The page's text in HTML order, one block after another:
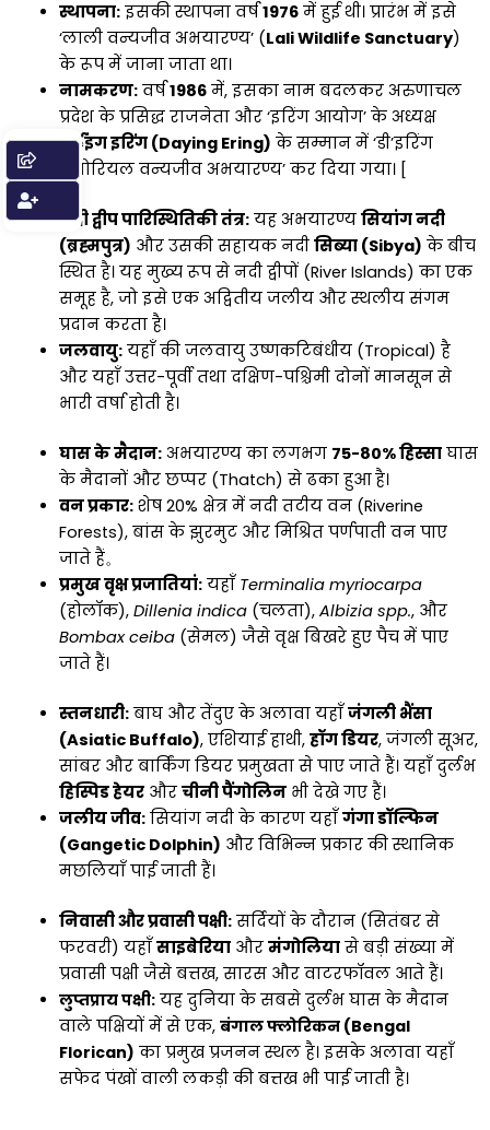
स्थापना:इसकी स्थापना वर्ष 1976में हुई थी। प्रारंभ में इसे
‘लाली वन्यजीव अभयारण्य’ (Lali Wildlife Sanctuary)
के रूप में जाना जाता था।
नामकरण:वर्ष 1986में, इसका नाम बदलकर अरुणाचल
प्रदेश के प्रसिद्ध राजनेता और ‘इरिंग आयोग’ के अध्यक्ष
दार्इंग इरिंग (Daying Ering) के सम्मान में ‘डी’इरिंग
मेमोरियल वन्यजीव अभयारण्य’ कर दिया गया। [
नदी द्वीप पारिस्थितिकी तंत्र:यह अभयारण्य सियांग नदी
(ब्रह्मपुत्र) और उसकी सहायक नदी सिब्या (Sibya) के बीच
स्थित है। यह मुख्य रूप से नदी द्वीपों (River Islands) का एक
समूह है, जो इसे एक अद्वितीय जलीय और स्थलीय संगम
प्रदान करता है।
जलवायु:यहाँ की जलवायु उष्णकटिबंधीय (Tropical) है
और यहाँ उत्तर-पूर्वी तथा दक्षिण-पश्चिमी दोनों मानसून से
भारी वर्षा होती है।
घास के मैदान:अभयारण्य का लगभग 75-80% हिस्साघास
के मैदानों और छप्पर (Thatch) से ढका हुआ है।
वन प्रकार:शेष 20% क्षेत्र में नदी तटीय वन (Riverine
Forests), बांस के झुरमुट और मिश्रित पर्णपाती वन पाए
जाते हैं。
प्रमुख वृक्ष प्रजातियां:यहाँ Terminalia myriocarpa
(होलॉक), Dillenia indica(चलता), Albizia spp., और
Bombax ceiba(सेमल) जैसे वृक्ष बिखरे हुए पैच में पाए
जाते हैं।
स्तनधारी:बाघ और तेंदुए के अलावा यहाँ जंगली भैंसा
(Asiatic Buffalo), एशियाई हाथी, हॉग डियर, जंगली सूअर,
सांबर और बार्किंग डियर प्रमुखता से पाए जाते हैं। यहाँ दुर्लभ
हिस्पिड हेयरऔर चीनी पैंगोलिनभी देखे गए हैं।
जलीय जीव:सियांग नदी के कारण यहाँ गंगा डॉल्फिन
(Gangetic Dolphin) और विभिन्न प्रकार की स्थानिक
मछलियाँ पाई जाती हैं।
निवासी और प्रवासी पक्षी:सर्दियों के दौरान (सितंबर से
फरवरी) यहाँ साइबेरियाऔर मंगोलियासे बड़ी संख्या में
प्रवासी पक्षी जैसे बत्तख, सारस और वाटरफॉवल आते हैं।
लुप्तप्राय पक्षी:यह दुनिया के सबसे दुर्लभ घास के मैदान
वाले पक्षियों में से एक, बंगाल फ्लोरिकन (Bengal
Florican) का प्रमुख प्रजनन स्थल है। इसके अलावा यहाँ
सफेद पंखों वाली लकड़ी की बत्तख भी पाई जाती है।